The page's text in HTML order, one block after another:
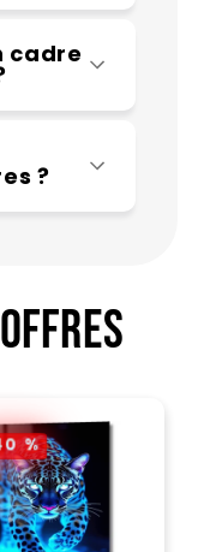
cadre
?
offres
%